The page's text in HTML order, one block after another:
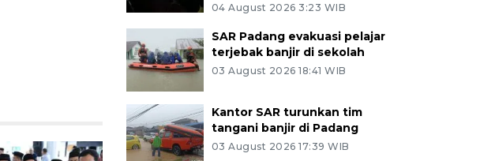
04 August 2026 3:23 WIB
SAR Padang evakuasi pelajar
terjebak banjir di sekolah
03 August 2026 18:41 WIB
Kantor SAR turunkan tim
tangani banjir di Padang
03 August 2026 17:39 WIB